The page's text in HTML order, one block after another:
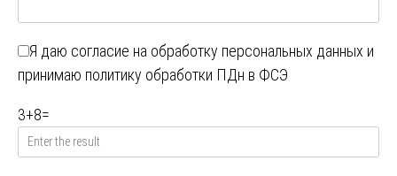
Я даю согласие на обработку персональных данных и
принимаю политику обработки ПДн в ФСЭ
3+8=